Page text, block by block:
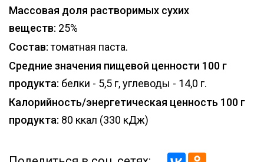
Массовая доля растворимых сухих
веществ: 25%
Состав:томатная паста.
Средние значения пищевой ценности 100 г
продукта: белки - 5,5 г, углеводы - 14,0 г.
Калорийность/энергетическая ценность 100 г
продукта: 80 ккал (330 кДж)